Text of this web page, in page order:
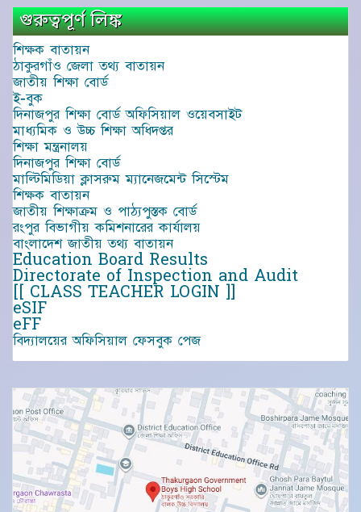
গুরুত্বপূর্ণ লিঙ্ক
শিক্ষক বাতায়ন
ঠাকুরগাঁও জেলা তথ্য বাতায়ন
জাতীয় শিক্ষা বোর্ড
ই-বুক
দিনাজপুর শিক্ষা বোর্ড অফিসিয়াল ওয়েবসাইট
মাধ্যমিক ও উচ্চ শিক্ষা অধিদপ্তর
শিক্ষা মন্ত্রনালয়
দিনাজপুর শিক্ষা বোর্ড
মাল্টিমিডিয়া ক্লাসরুম ম্যানেজমেন্ট সিস্টেম
শিক্ষক বাতায়ন
জাতীয় শিক্ষাক্রম ও পাঠ্যপুস্তক বোর্ড
রংপুর বিভাগীয় কমিশনারের কার্যালয়
বাংলাদেশ জাতীয় তথ্য বাতায়ন
Education Board Results
Directorate of Inspection and Audit
[[ CLASS TEACHER LOGIN ]]
eSIF
eFF
বিদ্যালয়ের অফিসিয়াল ফেসবুক পেজ